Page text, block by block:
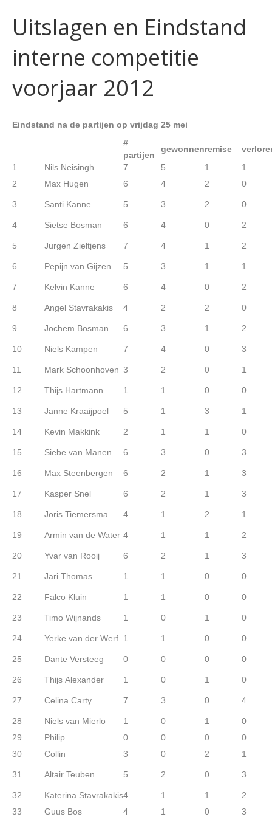
Uitslagen en Eindstand
interne competitie
voorjaar 2012
Eindstand na de partijen op vrijdag 25 mei
#
partijen
gewonnenremise
1
Nils Neisingh 7 5 1
1
2
Max Hugen 6 4 2 0
3 Santi Kanne 5 3 2 0
4 Sietse Bosman 6 4 0 2
5 Jurgen Zieltjens 7 4 1 2
6 Pepijn van Gijzen 5 3 1 1
7 Kelvin Kanne 6 4 0 2
8 Angel Stavrakakis 4 2 2 0
9 Jochem Bosman 6 3 1 2
10 Niels Kampen 7 4 0 3
11 Mark Schoonhoven 3 2 0 1
12 Thijs Hartmann 1 1 0 0
13 Janne Kraaijpoel 5 1 3 1
14 Kevin Makkink 2 1 1 0
15 Siebe van Manen 6 3 0 3
16 Max Steenbergen 6 2 1 3
17 Kasper Snel 6 2 1 3
18 Joris Tiemersma 4 1 2 1
19 Armin van de Water 4 1 1 2
20 Yvar van Rooij 6 2 1 3
21 Jari Thomas 1 1 0 0
22 Falco Kluin 1 1 0 0
23 Timo Wijnands 1 0 1 0
24 Yerke van der Werf 1 1 0 0
25 Dante Versteeg 0 0 0 0
26 Thijs Alexander 1 0 1 0
27 Celina Carty 7 3 0 4
28 Niels van Mierlo 1 0 1
0
29
Philip 0 0 0
0
30
Collin 3 0 2 1
31 Altair Teuben 5 2 0 3
32 Katerina Stavrakakis4 1 1
2
33
Guus Bos 4 1 0
3